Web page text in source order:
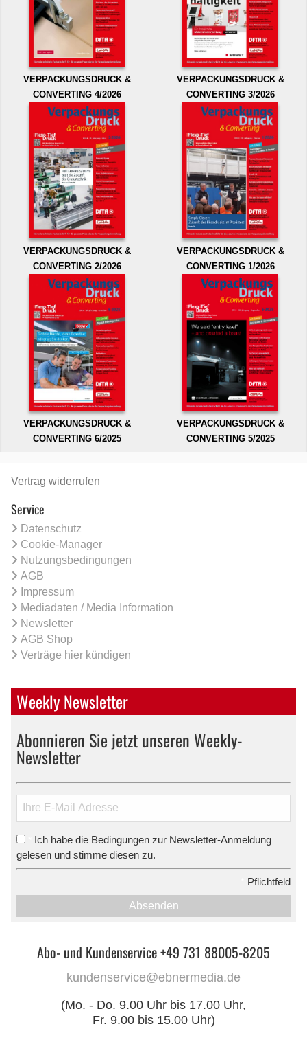
VERPACKUNGSDRUCK &
CONVERTING 4/2026
VERPACKUNGSDRUCK &
CONVERTING 3/2026
VERPACKUNGSDRUCK &
CONVERTING 2/2026
VERPACKUNGSDRUCK &
CONVERTING 1/2026
VERPACKUNGSDRUCK &
CONVERTING 6/2025
VERPACKUNGSDRUCK &
CONVERTING 5/2025
Vertrag widerrufen
Service
Datenschutz
Cookie-Manager
Nutzungsbedingungen
AGB
Impressum
Mediadaten / Media Information
Newsletter
AGB Shop
Verträge hier kündigen
Weekly Newsletter
Abonnieren Sie jetzt unseren Weekly-
Newsletter
Ich habe die Bedingungen zur Newsletter-Anmeldung
gelesen und stimme diesen zu.
Pflichtfeld
Absenden
Abo- und Kundenservice +49 731 88005-8205
kundenservice@ebnermedia.de
(Mo. - Do. 9.00 Uhr bis 17.00 Uhr,
Fr. 9.00 bis 15.00 Uhr)